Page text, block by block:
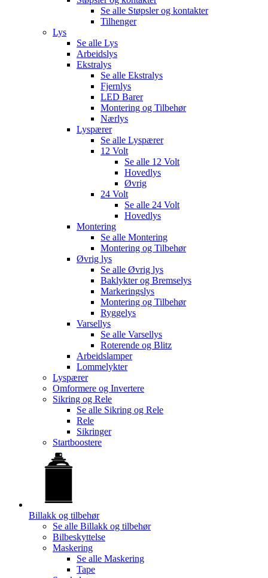
Se alle Støpsler og kontakter
Tilhenger
Lys
Se alle Lys
Arbeidslys
Ekstralys
Se alle Ekstralys
Fjernlys
LED Barer
Montering og Tilbehør
Nærlys
Lyspærer
Se alle Lyspærer
12 Volt
Se alle 12 Volt
Hovedlys
Øvrig
24 Volt
Se alle 24 Volt
Hovedlys
Montering
Se alle Montering
Montering og Tilbehør
Øvrig lys
Se alle Øvrig lys
Baklykter og Bremselys
Markeringslys
Montering og Tilbehør
Ryggelys
Varsellys
Se alle Varsellys
Roterende og Blitz
Arbeidslamper
Lommelykter
Lyspærer
Omformere og Invertere
Sikring og Rele
Se alle Sikring og Rele
Rele
Sikringer
Startboostere
Billakk og tilbehør
Se alle Billakk og tilbehør
Bilbeskyttelse
Maskering
Se alle Maskering
Tape